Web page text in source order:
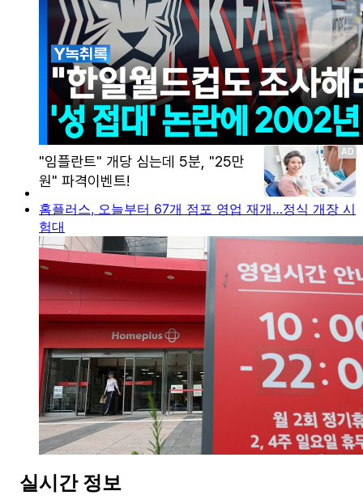
홈플러스, 오늘부터 67개 점포 영업 재개…정식 개장 시
험대
실시간 정보